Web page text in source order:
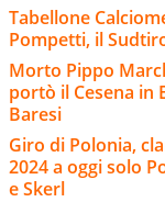
Tabellone
Pompetti, il
Morto Pippo
portò il Cesena in
Baresi
Giro di Polonia,
2024 a oggi solo
e Skerl